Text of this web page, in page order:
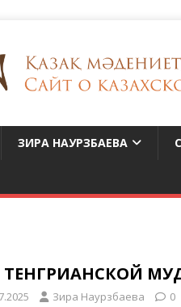
ЗИРА НАУРЗБАЕВА
ТЕНГРИАНСКОЙ
Зира Наурзбаева 0